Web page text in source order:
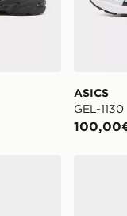
ASICS
GEL-1130